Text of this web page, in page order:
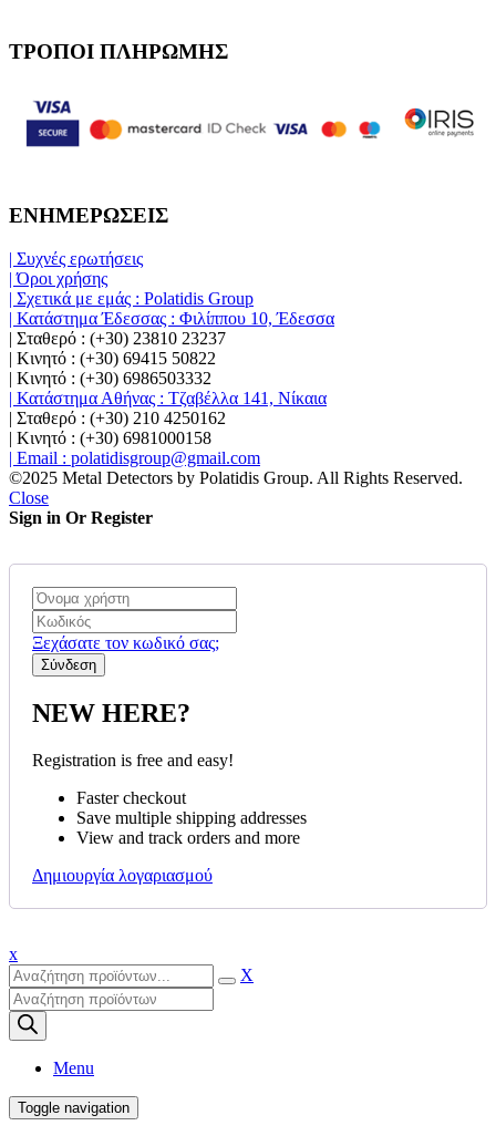
ΤΡΟΠΟΙ ΠΛΗΡΩΜΗΣ
ΕΝΗΜΕΡΩΣΕΙΣ
| Συχνές ερωτήσεις
| Όροι χρήσης
| Σχετικά με εμάς : Polatidis Group
| Κατάστημα Έδεσσας : Φιλίππου 10, Έδεσσα
| Σταθερό : (+30) 23810 23237
| Κινητό : (+30) 69415 50822
| Κινητό : (+30) 6986503332
| Κατάστημα Αθήνας : Τζαβέλλα 141, Νίκαια
| Σταθερό : (+30) 210 4250162
| Κινητό : (+30) 6981000158
| Email : polatidisgroup@gmail.com
©2025 Metal Detectors by Polatidis Group. All Rights Reserved.
Close
Sign in Or Register
Ξεχάσατε τον κωδικό σας;
NEW HERE?
Registration is free and easy!
Faster checkout
Save multiple shipping addresses
View and track orders and more
Δημιουργία λογαριασμού
x
X
Products
search
Menu
Toggle navigation